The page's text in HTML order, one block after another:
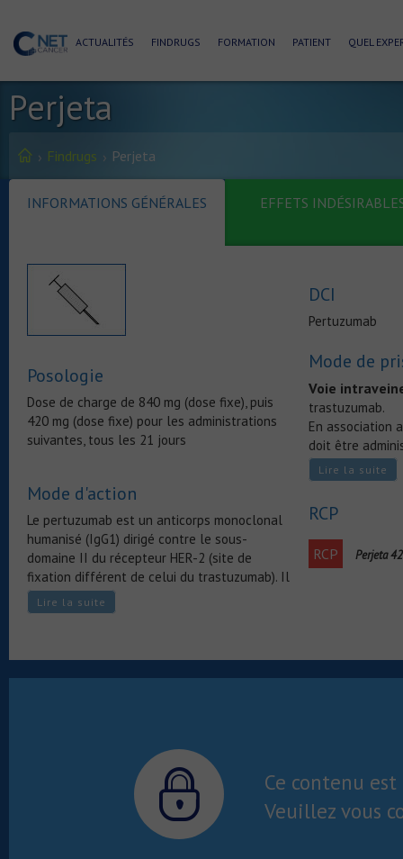
ACTUALITÉS FINDRUGS FORMATION PATIENT QUEL
Perjeta
Findrugs Perjeta
INFORMATIONS GÉNÉRALES EFFETS
Posologie
Dose de charge de 840 mg (dose fixe), puis
420 mg (dose fixe) pour les administrations
suivantes, tous les 21 jours
Mode d'action
Le pertuzumab est un anticorps monoclonal
humanisé (IgG1) dirigé contre le sous-
domaine II du récepteur HER-2 (site de
fixation différent de celui du trastuzumab). Il
inhibe l’hétérodimérisation de HER-2 avec
HER-3.
Le pertuzumab est aussi est un médiateur de
la cytotoxicité cellulaire anticorps-
dépendante (ADCC).
Lire la suite
DCI
Pertuzumab
Mode de
Voie
trastuzumab.
En association
doit être
le trastuzumab.
Lire la suite
RCP
RCP Perjeta
Ce contenu
Veuillez vous